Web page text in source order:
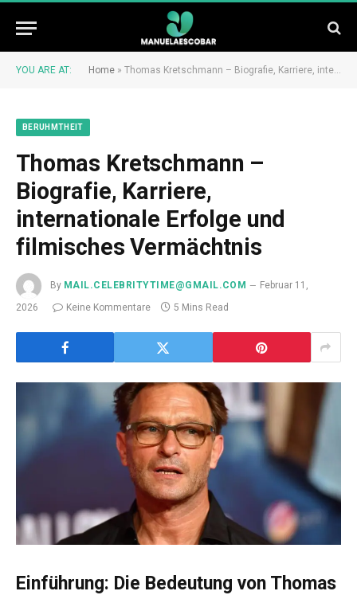
YOU ARE AT: Home » Thomas Kretschmann – Biografie, Karriere, internationale Erfolge und filmisches Vermächtnis
BERUHMTHEIT
Thomas Kretschmann –
Biografie, Karriere,
internationale Erfolge und
filmisches Vermächtnis
By MAIL.CELEBRITYTIME@GMAIL.COM
Februar 11,
2026
Keine Kommentare 5 Mins Read
Einführung: Die Bedeutung von Thomas